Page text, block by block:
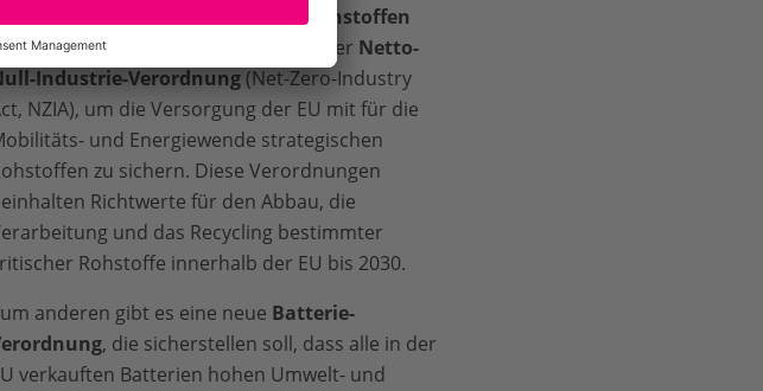
Verordnung zu kritischen Rohstoffen
Raw Material Act, CRMA) und der Netto-
Industrie-Verordnung(Net-Zero-Industry
NZIA), um die Versorgung der EU mit für die
und Energiewende strategischen
zu sichern. Diese Verordnungen
Richtwerte für den Abbau, die
und das Recycling bestimmter
Rohstoffe innerhalb der EU bis 2030.
anderen gibt es eine neue Batterie-
, die sicherstellen soll, dass alle in der
verkauften Batterien hohen Umwelt- und